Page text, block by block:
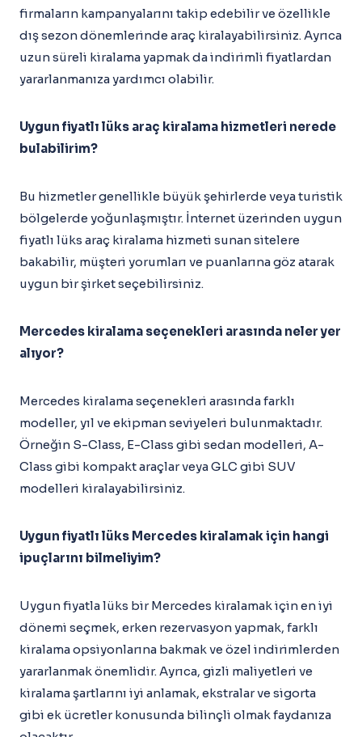
firmaların kampanyalarını takip edebilir ve özellikle
dış sezon dönemlerinde araç kiralayabilirsiniz. Ayrıca
uzun süreli kiralama yapmak da indirimli fiyatlardan
yararlanmanıza yardımcı olabilir.
Uygun fiyatlı lüks araç kiralama hizmetleri nerede
bulabilirim?
Bu hizmetler genellikle büyük şehirlerde veya turistik
bölgelerde yoğunlaşmıştır. İnternet üzerinden uygun
fiyatlı lüks araç kiralama hizmeti sunan sitelere
bakabilir, müşteri yorumları ve puanlarına göz atarak
uygun bir şirket seçebilirsiniz.
Mercedes kiralama seçenekleri arasında neler yer
alıyor?
Mercedes kiralama seçenekleri arasında farklı
modeller, yıl ve ekipman seviyeleri bulunmaktadır.
Örneğin S-Class, E-Class gibi sedan modelleri, A-
Class gibi kompakt araçlar veya GLC gibi SUV
modelleri kiralayabilirsiniz.
Uygun fiyatlı lüks Mercedes kiralamak için hangi
ipuçlarını bilmeliyim?
Uygun fiyatla lüks bir Mercedes kiralamak için en iyi
dönemi seçmek, erken rezervasyon yapmak, farklı
kiralama opsiyonlarına bakmak ve özel indirimlerden
yararlanmak önemlidir. Ayrıca, gizli maliyetleri ve
kiralama şartlarını iyi anlamak, ekstralar ve sigorta
gibi ek ücretler konusunda bilinçli olmak faydanıza